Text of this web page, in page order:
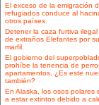
El exceso de la emigración
refugiados conduce al
otros países.
Detener la caza furtiva
de extraños Elefantes por
marfil.
El gobierno del
prohíbe la tenencia de
apartamentos. ¿Es este
también?
En Alaska, los osos polares
a estar extintos debido a